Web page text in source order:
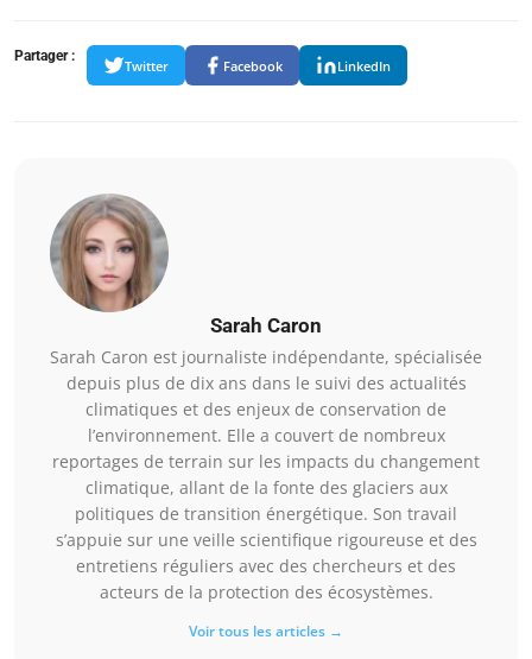
Partager :
Twitter Facebook LinkedIn
Sarah Caron
Sarah Caron est journaliste indépendante, spécialisée
depuis plus de dix ans dans le suivi des actualités
climatiques et des enjeux de conservation de
l’environnement. Elle a couvert de nombreux
reportages de terrain sur les impacts du changement
climatique, allant de la fonte des glaciers aux
politiques de transition énergétique. Son travail
s’appuie sur une veille scientifique rigoureuse et des
entretiens réguliers avec des chercheurs et des
acteurs de la protection des écosystèmes.
Voir tous les articles →